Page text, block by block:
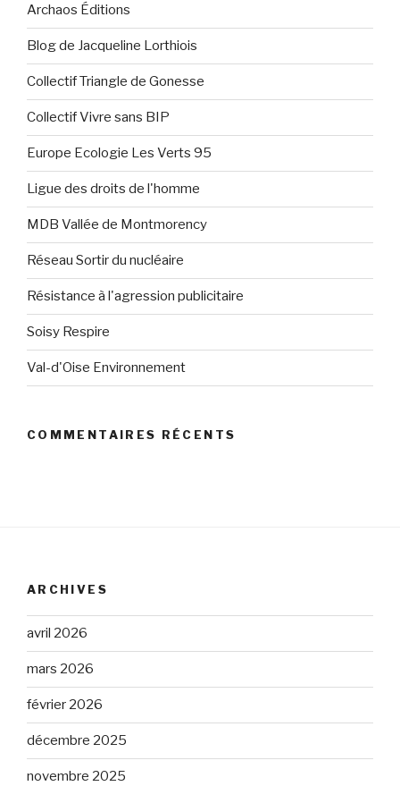
Archaos Éditions
Blog de Jacqueline Lorthiois
Collectif Triangle de Gonesse
Collectif Vivre sans BIP
Europe Ecologie Les Verts 95
Ligue des droits de l'homme
MDB Vallée de Montmorency
Réseau Sortir du nucléaire
Résistance à l'agression publicitaire
Soisy Respire
Val-d'Oise Environnement
COMMENTAIRES RÉCENTS
ARCHIVES
avril 2026
mars 2026
février 2026
décembre 2025
novembre 2025